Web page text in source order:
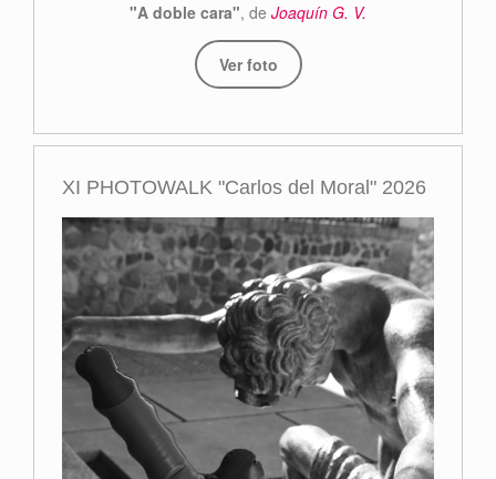
"A doble cara", de Joaquín G. V.
Ver foto
XI PHOTOWALK "Carlos del Moral" 2026